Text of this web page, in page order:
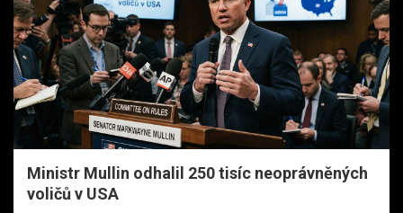
Ministr Mullin odhalil 250 tisíc neoprávněných
voličů v USA